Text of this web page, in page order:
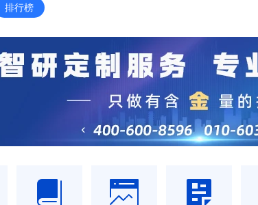
排行榜